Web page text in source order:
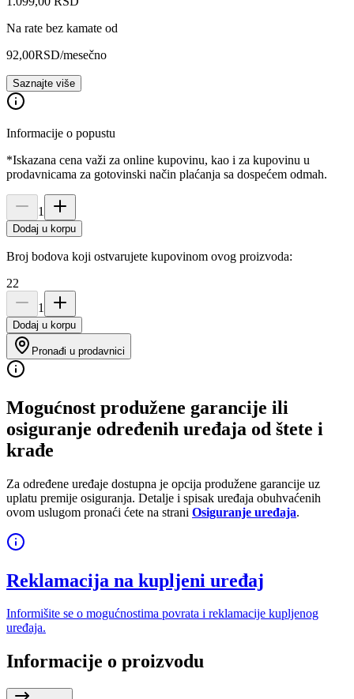
Na rate bez kamate od
92,00RSD/mesečno
Saznajte više
Informacije o popustu
*Iskazana cena važi za online kupovinu, kao i za kupovinu u
prodavnicama za gotovinski način plaćanja sa dospećem odmah.
1
Dodaj u korpu
Broj bodova koji ostvarujete kupovinom ovog proizvoda:
22
1
Dodaj u korpu
Pronađi u prodavnici
Mogućnost produžene garancije ili
osiguranje određenih uređaja od štete i
krađe
Za određene uređaje dostupna je opcija produžene garancije uz
uplatu premije osiguranja. Detalje i spisak uređaja obuhvaćenih
ovom uslugom pronaći ćete na strani Osiguranje uređaja.
Reklamacija na kupljeni uređaj
Informišite se o mogućnostima povrata i reklamacije kupljenog
uređaja.
Informacije o proizvodu